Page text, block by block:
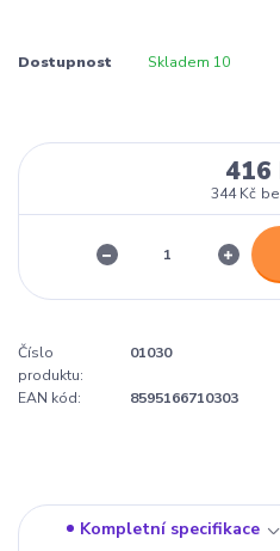
Dostupnost Skladem 10
416
344 Kč
Číslo
produktu:
01030
EAN kód: 8595166710303
Kompletní specifikace